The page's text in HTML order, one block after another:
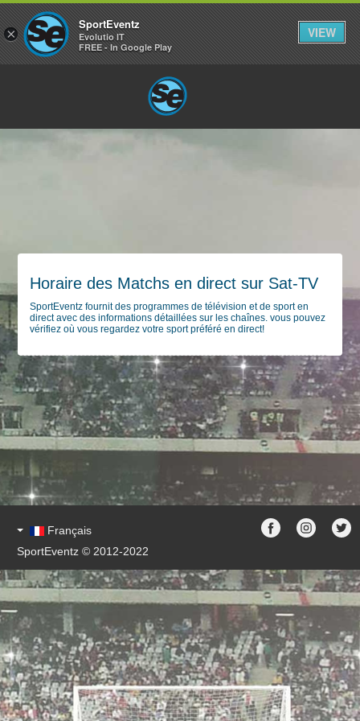
Horaire des Matchs en direct sur Sat-TV
SportEventz fournit des programmes de télévision et de sport en
direct avec des informations détaillées sur les chaînes. vous pouvez
vérifiez où vous regardez votre sport préféré en direct!
Français
SportEventz © 2012-2022
×
SportEventz
Evolutio IT
FREE - In Google Play
VIEW